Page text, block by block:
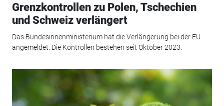
Grenzkontrollen zu Polen, Tschechien
und Schweiz verlängert
Das Bundesinnenministerium hat die Verlängerung bei der EU
angemeldet. Die Kontrollen bestehen seit Oktober 2023.